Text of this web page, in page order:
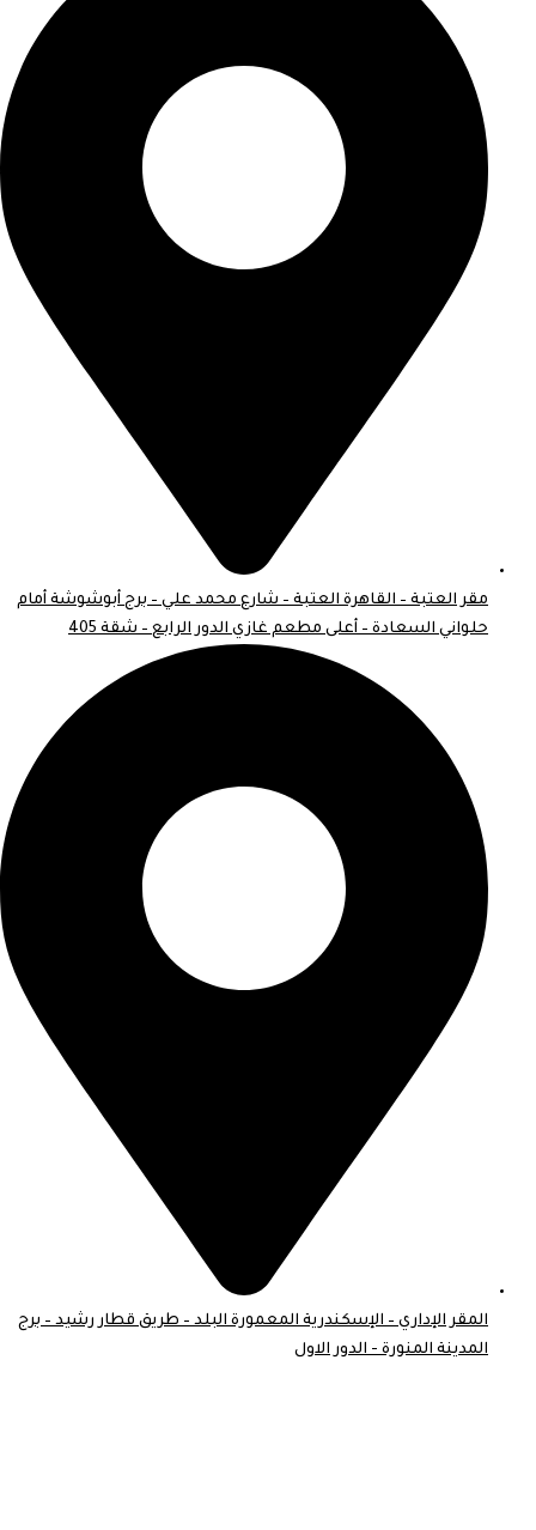
مقر العتبة – القاهرة العتبة – شارع محمد علي – برج أبوشوشة أمام
حلواني السعادة – أعلى مطعم غازي الدور الرابع – شقة 405
المقر الإداري – الإسكندرية المعمورة البلد – طريق قطار رشيد – برج
المدينة المنورة - الدور الاول